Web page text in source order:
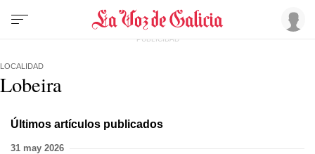
LOCALIDAD
Lobeira
Últimos artículos publicados
31 may 2026